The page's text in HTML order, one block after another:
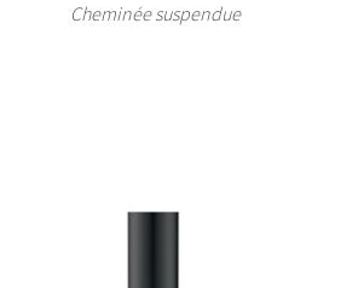
Cheminée suspendue